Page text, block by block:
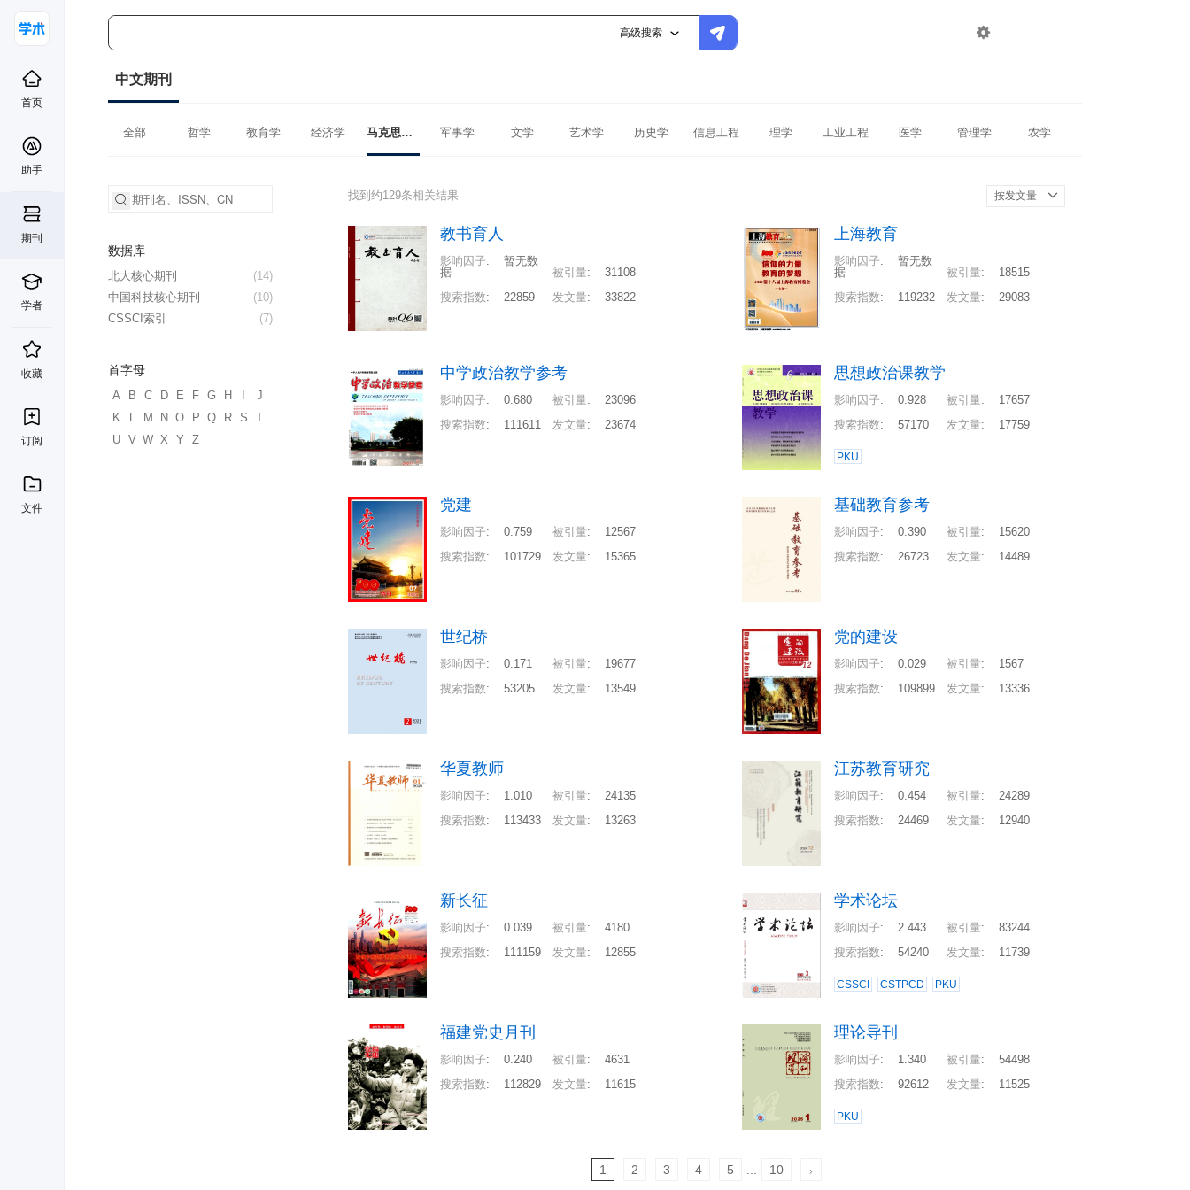
高级搜索 
首页
助手
期刊
学者
收藏
订阅
文件
中文期刊
全部 哲学 教育学 经济学 马克思主义理论 军事学 文学 艺术学 历史学 信息工程 理学 工业工程 医学 管理学 农学
数据库
(14)
北大核心期刊
(10)
中国科技核心期刊
(7)
CSSCI索引
首字母
A B C D E F G H
J
K
L M N O P Q R S
T
U
V W X Y Z
找到约129条相关结果 按发文量
教书育人
影响因子:
暂无数
据
被引量:
31108
搜索指数: 22859 发文量: 33822
上海教育
影响因子:
暂无数
据
被引量:
18515
搜索指数: 119232 发文量: 29083
中学政治教学参考
影响因子: 0.680 被引量:
23096
搜索指数: 111611 发文量: 23674
思想政治课教学
影响因子: 0.928 被引量:
17657
搜索指数: 57170 发文量: 17759
PKU
党建
影响因子: 0.759 被引量:
12567
搜索指数: 101729 发文量: 15365
基础教育参考
影响因子: 0.390 被引量:
15620
搜索指数: 26723 发文量: 14489
世纪桥
影响因子: 0.171 被引量:
19677
搜索指数: 53205 发文量: 13549
党的建设
影响因子: 0.029 被引量:
1567
搜索指数: 109899 发文量: 13336
华夏教师
影响因子: 1.010 被引量:
24135
搜索指数: 113433 发文量: 13263
江苏教育研究
影响因子: 0.454 被引量:
24289
搜索指数: 24469 发文量: 12940
新长征
影响因子: 0.039 被引量:
4180
搜索指数: 111159 发文量: 12855
学术论坛
影响因子: 2.443 被引量:
83244
搜索指数: 54240 发文量: 11739
CSSCI CSTPCD PKU
福建党史月刊
影响因子: 0.240 被引量:
4631
搜索指数: 112829 发文量: 11615
理论导刊
影响因子: 1.340 被引量:
54498
搜索指数: 92612 发文量: 11525
PKU
1 2 3 4 5 10 